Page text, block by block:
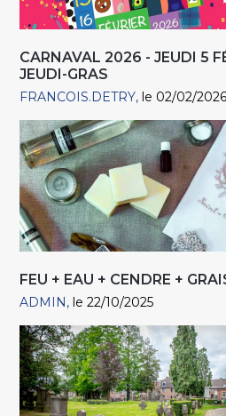
CARNAVAL 2026 - JEUDI 5
JEUDI-GRAS
FRANCOIS.DETRY le 02/02/2026
FEU + EAU + CENDRE +
ADMIN le 22/10/2025